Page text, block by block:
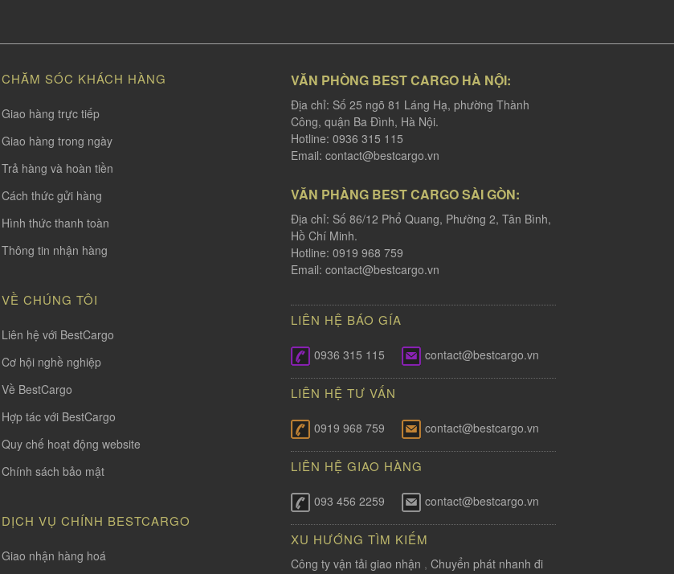
CHĂM SÓC KHÁCH HÀNG
Giao hàng trực tiếp
Giao hàng trong ngày
Trả hàng và hoàn tiền
Cách thức gửi hàng
Hình thức thanh toàn
Thông tin nhận hàng
VỀ CHÚNG TÔI
Liên hệ với BestCargo
Cơ hội nghề nghiệp
Về BestCargo
Hợp tác với BestCargo
Quy chế hoạt động website
Chính sách bảo mật
DỊCH VỤ CHÍNH BESTCARGO
Giao nhận hàng hoá
VĂN PHÒNG BEST CARGO HÀ NỘI:
Địa chỉ: Số 25 ngõ 81 Láng Hạ, phường Thành
Công, quận Ba Đình, Hà Nội.
Hotline: 0936 315 115
Email: contact@bestcargo.vn
VĂN PHÀNG BEST CARGO SÀI GÒN:
Địa chỉ: Số 86/12 Phổ Quang, Phường 2, Tân Bình,
Hồ Chí Minh.
Hotline: 0919 968 759
Email: contact@bestcargo.vn
LIÊN HỆ BÁO GÍA
0936 315 115 contact@bestcargo.vn
LIÊN HỆ TƯ VẤN
0919 968 759 contact@bestcargo.vn
LIÊN HỆ GIAO HÀNG
093 456 2259 contact@bestcargo.vn
XU HƯỚNG TÌM KIẾM
Công ty vận tải giao nhận , Chuyển phát nhanh đi